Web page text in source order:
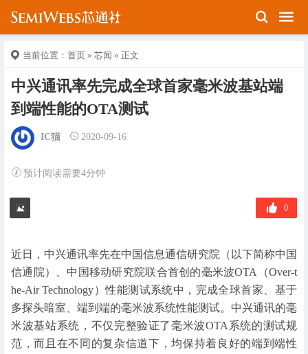
当前位置： 首页 » 芯闻 » 正文
中兴通讯率先完成全球首家毫米波基站端
到端性能的OTA测试
IC猫 2020-09-16
预计阅读需要4分钟
0
近日，中兴通讯率先在中国信息通信研究院（以下简称中国
信通院）、中国移动研究院联合首创的毫米波OTA（Over-t
he-Air Technology）性能测试系统中，完成全球首家、基于
多探头暗室、端到端的毫米波系统性能测试。中兴通讯的毫
米波基站系统，不仅完整验证了毫米波OTA系统的测试规
范，而且在不同的复杂信道下，均保持着良好的端到端性